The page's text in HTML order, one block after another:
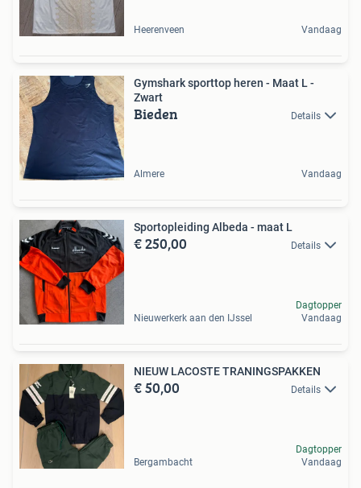
Heerenveen Vandaag
Gymshark sporttop heren - Maat L -
Zwart
Bieden Details
Almere Vandaag
Sportopleiding Albeda - maat L
€ 250,00 Details
Nieuwerkerk aan den IJssel
Dagtopper
Vandaag
NIEUW LACOSTE TRANINGSPAKKEN
€ 50,00 Details
Bergambacht
Dagtopper
Vandaag